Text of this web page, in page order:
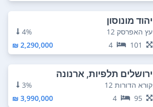
יהוד מונוסון
עץ האפרסק 12
4%
101
4
2,290,000 ₪
ירושלים תלפיות, ארנונה
קורא הדורות 12
3%
95
4
3,990,000 ₪